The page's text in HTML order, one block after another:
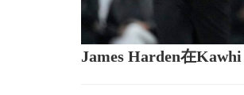
James Harden在